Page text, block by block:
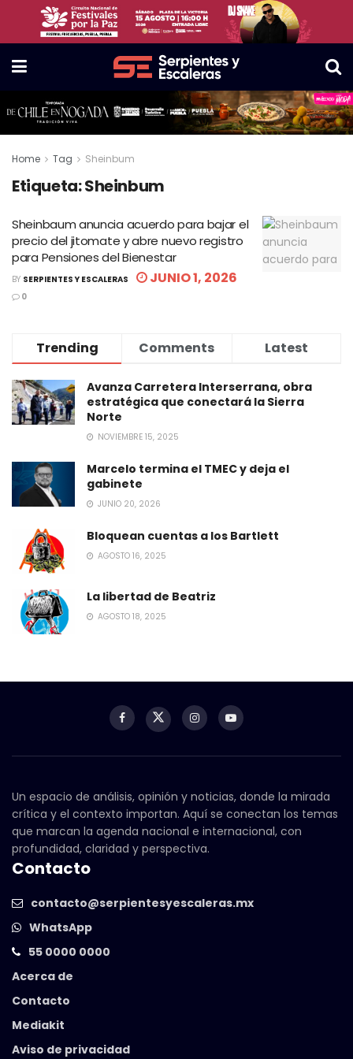
Home Tag Sheinbum
Etiqueta:Sheinbum
Sheinbaum anuncia acuerdo para bajar el
precio del jitomate y abre nuevo registro
para Pensiones del Bienestar
BY SERPIENTES Y ESCALERAS JUNIO 1, 2026
0
Trending Comments Latest
Avanza Carretera Interserrana, obra
estratégica que conectará la Sierra
Norte
NOVIEMBRE 15, 2025
Marcelo termina el TMEC y deja el
gabinete
JUNIO 20, 2026
Bloquean cuentas a los Bartlett
AGOSTO 16, 2025
La libertad de Beatriz
AGOSTO 18, 2025
Un espacio de análisis, opinión y noticias, donde la mirada
crítica y el contexto importan. Aquí se conectan los temas
que marcan la agenda nacional e internacional, con
profundidad, claridad y perspectiva.
Contacto
contacto@serpientesyescaleras.mx
WhatsApp
55 0000 0000
Acerca de
Contacto
Mediakit
Aviso de privacidad